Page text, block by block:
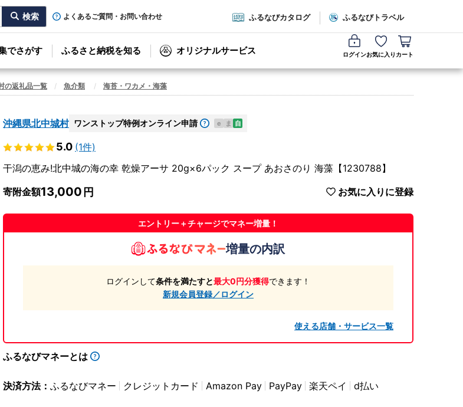
よくあるご質問・お問い合わせ ふるなびカタログ ふるなびトラベル
でさがす ふるさと納税を知る オリジナルサービス ログインお気に入り カート
の返礼品一覧 魚介類 海苔・ワカメ・海藻
沖縄県北中城村 ワンストップ特例オンライン申請 e ま 自
5.0 (1件)
干潟の恵み!北中城の海の幸 乾燥アーサ 20g×6パック スープ あおさのり 海藻【1230788】
寄附金額13,000 お気に入りに登録
エントリー＋チャージでマネー増量！
増量の内訳
ログインして条件を満たすと最大0円分獲得できます！
新規会員登録／ログイン
使える店舗・サービス一覧
ふるなびマネーとは
決済方法： ふるなびマネー クレジットカード Amazon Pay PayPay 楽天ペイ d払い